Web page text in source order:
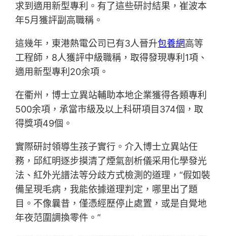
求到適用新型專利。有了這些研討結果，崔波本
年5月獲評副高職稱。
這幾年，東港熱電公司已有3人晉升包養網高等
工程師，8人獲評中級職稱，取得發現專利1項、
適用新型專利20余項。
在衢州，博士立異站輔助本地企業獲得各類專利
500余項，承當市級及以上科研項目374個，取
得獎項49個。
實際研討領導生孩子實行。介入博士立異站任
務，邱紅明逐步摸清了煙氣剖析儀采用化學發光
法、紅外光譜法等分歧方式檢測的道理，“假如裝
備呈現毛病，我能依據道理判定，哪里出了題
目。不像曩昔，僅憑經歷停止處置，或是自覺地
年夜范圍調換零件。”